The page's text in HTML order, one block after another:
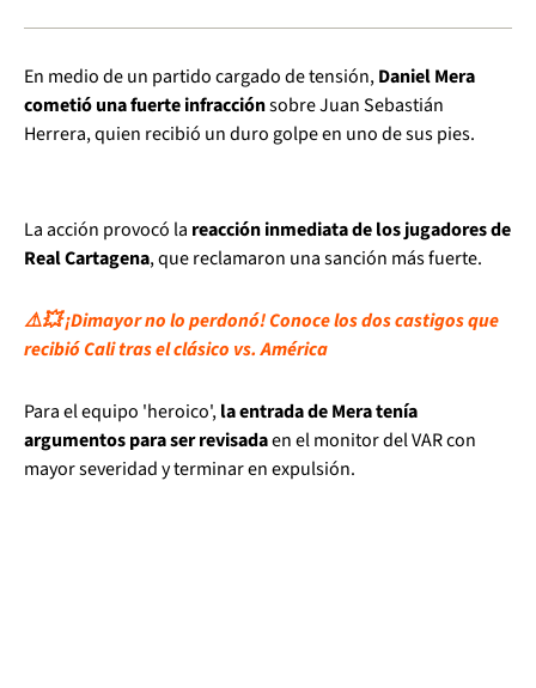
En medio de un partido cargado de tensión,Daniel Mera
cometió una fuerte infracciónsobre Juan Sebastián
Herrera, quien recibió un duro golpe en uno de sus pies.
La acción provocó la reacción inmediata de los jugadores de
Real Cartagena, que reclamaron una sanción más fuerte.
⚠️💥 ¡Dimayor no lo perdonó! Conoce los dos castigos que
recibió Cali tras el clásico vs. América
Para el equipo 'heroico',la entrada de Mera tenía
argumentos para ser revisadaen el monitor del VAR con
mayor severidad y terminar en expulsión.